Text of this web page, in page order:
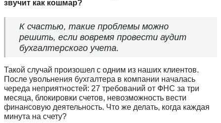
звучит как кошмар?
К счастью, такие проблемы можно
решить, если вовремя провести аудит
бухгалтерского учета.
Такой случай произошел с одним из наших клиентов.
После увольнения бухгалтера в компании началась
череда неприятностей: 27 требований от ФНС за три
месяца, блокировки счетов, невозможность вести
финансовую деятельность. Что же делать, когда каждая
минута на счету?